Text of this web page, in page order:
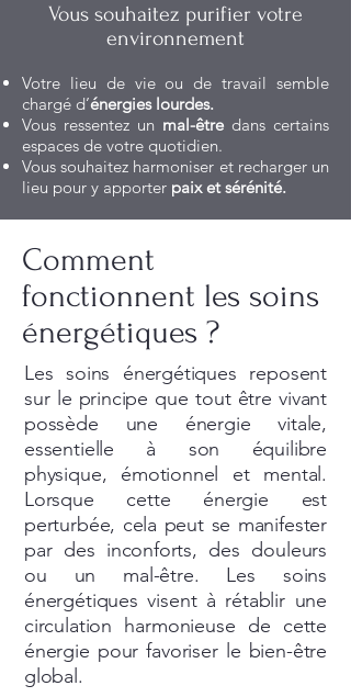
Vous souhaitez purifier votre
environnement
Votre lieu de vie ou de travail semble
chargé d’énergies lourdes.
Vous ressentez un mal-être dans certains
espaces de votre quotidien.
Vous souhaitez harmoniser et recharger un
lieu pour y apporter paix et sérénité.
Comment
fonctionnent les soins
énergétiques ?
Les soins énergétiques reposent
sur le principe que tout être vivant
possède une énergie vitale,
essentielle à son équilibre
physique, émotionnel et mental.
Lorsque cette énergie est
perturbée, cela peut se manifester
par des inconforts, des douleurs
ou un mal-être. Les soins
énergétiques visent à rétablir une
circulation harmonieuse de cette
énergie pour favoriser le bien-être
global.